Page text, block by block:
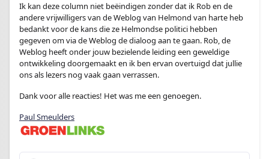
Ik kan deze column niet beëindigen zonder dat ik Rob en de
andere vrijwilligers van de Weblog van Helmond van harte heb
bedankt voor de kans die ze Helmondse politici hebben
gegeven om via de Weblog de dialoog aan te gaan. Rob, de
Weblog heeft onder jouw bezielende leiding een geweldige
ontwikkeling doorgemaakt en ik ben ervan overtuigd dat jullie
ons als lezers nog vaak gaan verrassen.
Dank voor alle reacties! Het was me een genoegen.
Paul Smeulders